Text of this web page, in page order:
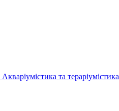
Акваріумістика та тераріумістика